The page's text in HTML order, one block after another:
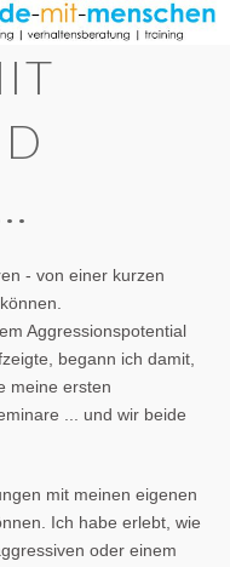
- von einer kurzen
Aggressionspotential
begann ich damit,
meine ersten
... und wir beide
mit meinen eigenen
Ich habe erlebt, wie
oder einem